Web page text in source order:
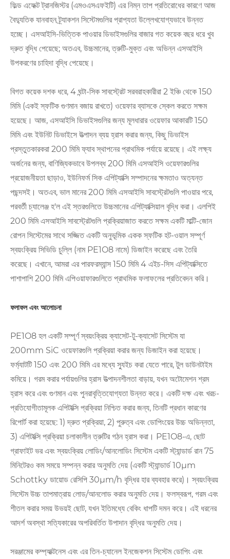
ফিল্ড এফেক্ট ট্রানজিস্টর (এমওএসএফইটি) এর নিম্ন তাপ প্রতিরোধের কারণে আজ
বৈদ্যুতিক যানবাহন ট্র্যাকশন সিস্টেমগুলির প্রাপ্যতা উল্লেখযোগ্যভাবে উন্নত
হচ্ছে। এসআইসি-ভিত্তিক পাওয়ার ডিভাইসগুলির বাজার গত কয়েক বছর ধরে খুব
দ্রুত বৃদ্ধি পেয়েছে; অতএব, উচ্চমানের, ত্রুটি-মুক্ত এবং অভিন্ন এসআইসি
উপকরণের চাহিদা বৃদ্ধি পেয়েছে।
বিগত কয়েক দশক ধরে, 4 ঘন্টা-সিক সাবস্ট্রেট সরবরাহকারীরা 2 ইঞ্চি থেকে 150
মিমি (একই স্ফটিক গুণমান বজায় রাখতে) ওয়েফার ব্যাসকে স্কেল করতে সক্ষম
হয়েছে। আজ, এসআইসি ডিভাইসগুলির জন্য মূলধারার ওয়েফার আকারটি 150
মিমি এবং ইউনিট ডিভাইসে উত্পাদন ব্যয় হ্রাস করার জন্য, কিছু ডিভাইস
প্রস্তুতকারকরা 200 মিমি ফ্যাব স্থাপনের প্রাথমিক পর্যায়ে রয়েছে। এই লক্ষ্য
অর্জনের জন্য, বাণিজ্যিকভাবে উপলব্ধ 200 মিমি এসআইসি ওয়েফারগুলির
প্রয়োজনীয়তা ছাড়াও, ইউনিফর্ম সিক এপিট্যাক্সি সম্পাদনের ক্ষমতাও অত্যন্ত
পছন্দসই। অতএব, ভাল মানের 200 মিমি এসআইসি সাবস্ট্রেটগুলি পাওয়ার পরে,
পরবর্তী চ্যালেঞ্জ হ'ল এই স্তরগুলিতে উচ্চমানের এপিট্যাক্সিয়াল বৃদ্ধি করা। এলপিই
200 মিমি এসআইসি সাবস্ট্রেটগুলি প্রক্রিয়াজাত করতে সক্ষম একটি মাল্টি-জোন
রোপন সিস্টেমের সাথে সজ্জিত একটি অনুভূমিক একক স্ফটিক হট-ওয়াল সম্পূর্ণ
স্বয়ংক্রিয় সিভিডি চুল্লি (নাম PE1O8 নামে) ডিজাইন করেছে এবং তৈরি
করেছে। এখানে, আমরা এর পারফরম্যান্স 150 মিমি 4 এইচ-সিস এপিট্যাক্সিতে
পাশাপাশি 200 মিমি এপিওয়াফারগুলিতে প্রাথমিক ফলাফলের প্রতিবেদন করি।
ফলাফল এবং আলোচনা
PE1O8 হল একটি সম্পূর্ণ স্বয়ংক্রিয় ক্যাসেট-টু-ক্যাসেট সিস্টেম যা
200mm SiC ওয়েফারগুলি প্রক্রিয়া করার জন্য ডিজাইন করা হয়েছে।
ফর্ম্যাটটি 150 এবং 200 মিমি এর মধ্যে স্যুইচ করা যেতে পারে, টুল ডাউনটাইম
কমিয়ে। গরম করার পর্যায়গুলির হ্রাস উত্পাদনশীলতা বাড়ায়, যখন অটোমেশন শ্রম
হ্রাস করে এবং গুণমান এবং পুনরাবৃত্তিযোগ্যতা উন্নত করে। একটি দক্ষ এবং খরচ-
প্রতিযোগীতামূলক এপিটাক্সি প্রক্রিয়া নিশ্চিত করার জন্য, তিনটি প্রধান কারণের
রিপোর্ট করা হয়েছে: 1) দ্রুত প্রক্রিয়া, 2) পুরুত্ব এবং ডোপিংয়ের উচ্চ অভিন্নতা,
3) এপিটাক্সি প্রক্রিয়া চলাকালীন ত্রুটির গঠন হ্রাস করা। PE1O8-এ, ছোট
গ্রাফাইট ভর এবং স্বয়ংক্রিয় লোডিং/আনলোডিং সিস্টেম একটি স্ট্যান্ডার্ড রান 75
মিনিটেরও কম সময়ে সম্পন্ন করার অনুমতি দেয় (একটি স্ট্যান্ডার্ড 10μm
Schottky ডায়োড রেসিপি 30μm/h বৃদ্ধির হার ব্যবহার করে)। স্বয়ংক্রিয়
সিস্টেম উচ্চ তাপমাত্রায় লোড/আনলোড করার অনুমতি দেয়। ফলস্বরূপ, গরম এবং
শীতল করার সময় উভয়ই ছোট, যখন ইতিমধ্যে বেকিং ধাপটি দমন করে। এই ধরনের
আদর্শ অবস্থা সত্যিকারের অপরিবর্তিত উপাদান বৃদ্ধির অনুমতি দেয়।
সরঞ্জামের কম্প্যাক্টনেস এবং এর তিন-চ্যানেল ইনজেকশন সিস্টেম ডোপিং এবং